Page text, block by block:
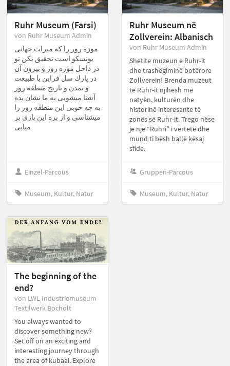
Ruhr Museum (Farsi)
von Ruhr Museum Admin
موزه رور را كه ميراث جهانى
يونسكو است تحقيق بكن تو
در داخل موزه رور و بيرون آن
در پارك سل فراين با طبيعت
و تمدن و تاريخ منطقه رور
آشنا ميشويى به ما نشان بده
به چه خوبى اين منطقه رور را
ميشناسى و از بره اين بازى بر
ميايى
Einzel-Parcous
Museum, Kultur, Natur
Ruhr Museum në
Zollverein: Albanisch
von Ruhr Museum Admin
Shetite muzeun e Ruhr-it
dhe trashëgiminë botërore
Zollverein! Brenda muzeut
të Ruhr-it njihesh me
natyën, kulturën dhe
historinë interesante të
zonës së Ruhr-it. Trego nëse
je një “Ruhri” i vërtetë dhe
mund ti bësh ballë kësaj
sfide.
Gruppen-Parcous
Museum, Kultur, Natur
The beginning of the
end?
von LWL Industriemuseum
Textilwerk Bocholt
You always wanted to
discover something new?
Set off on an exciting and
interesting journey through
the area of kubaai. Explore